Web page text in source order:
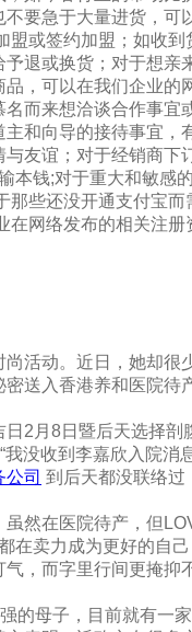
要急于大量进货，可
盟或签约加盟；如收到
退或换货；对于想亲
，可以在我们企业的
而来想洽谈合作事宜
和向导的接待事宜，
友谊；对于经销商下
本钱;对于重大和敏感
那些还没开通支付宝而
网络发布的相关注册
活动。近日，她却很
送入香港养和医院待
2月8日暨后天选择剖
没收到李嘉欣入院消
司 到后天都没联络过
然在医院待产，但
在卖力成为更好的自己
，而字里行间更掩抑
的母子，目前就有一